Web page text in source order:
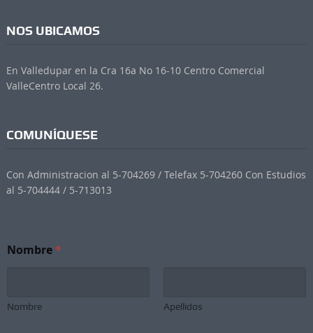
NOS UBICAMOS
En Valledupar en la Cra 16a No 16-10 Centro Comercial
ValleCentro Local 26.
COMUNÍQUESE
Con Administracion al 5-704269 / Telefax 5-704260 Con Estudios
al 5-704444 / 5-713013
l
r
Nombre*
Nombre Apellidos